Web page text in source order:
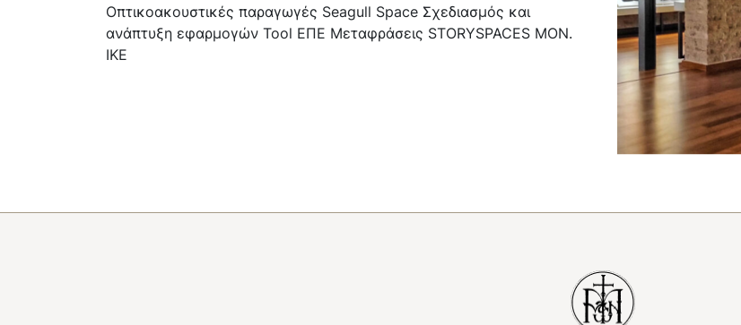
Οπτικοακουστικές παραγωγές Seagull Space Σχεδιασμός και
ανάπτυξη εφαρμογών Tool ΕΠΕ Μεταφράσεις STORYSPACES ΜΟΝ.
ΙΚΕ